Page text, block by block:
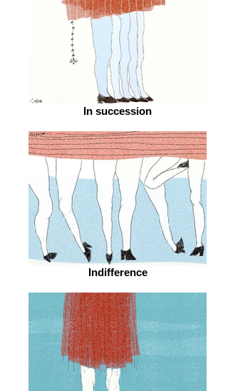
In succession
Indifference